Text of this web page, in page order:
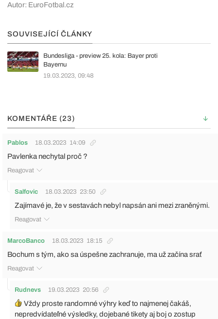
Autor: EuroFotbal.cz
SOUVISEJÍCÍ ČLÁNKY
Bundesliga - preview 25. kola: Bayer proti
Bayernu
19.03.2023, 09:48
KOMENTÁŘE (23)
Pablos 18.03.2023 14:09
Pavlenka nechytal proč ?
Reagovat
Salfovic 18.03.2023 23:50
Zajímavé je, že v sestavách nebyl napsán ani mezi zraněnými.
Reagovat
MarcoBanco 18.03.2023 18:15
Bochum s tým, ako sa úspešne zachranuje, ma už začína srať
Reagovat
Rudnevs 19.03.2023 20:56
Vždy proste randomné výhry keď to najmenej čakáš,
nepredvídateľné výsledky, dojebané tikety aj boj o zostup